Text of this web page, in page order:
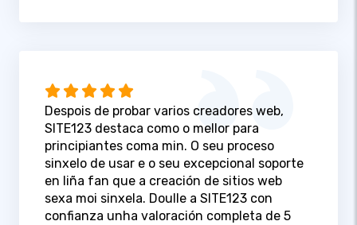
Despois de probar varios creadores web,
SITE123 destaca como o mellor para
principiantes coma min. O seu proceso
sinxelo de usar e o seu excepcional soporte
en liña fan que a creación de sitios web
sexa moi sinxela. Doulle a SITE123 con
confianza unha valoración completa de 5